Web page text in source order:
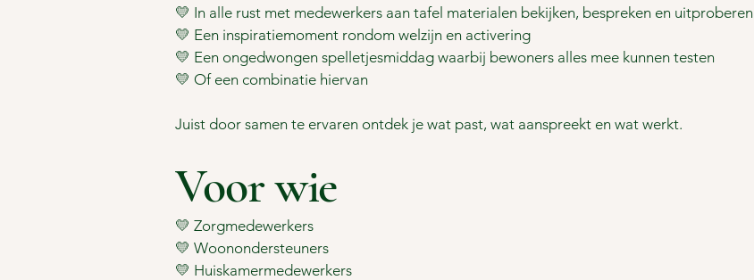
💛 In alle rust met medewerkers aan tafel materialen bekijken, bespreken en uitproberen
💛 Een inspiratiemoment rondom welzijn en activering
💛 Een ongedwongen spelletjesmiddag waarbij bewoners alles mee kunnen testen
💛 Of een combinatie hiervan
Juist door samen te ervaren ontdek je wat past, wat aanspreekt en wat werkt.
Voor wie
💛 Zorgmedewerkers
💛 Woonondersteuners
💛 Huiskamermedewerkers